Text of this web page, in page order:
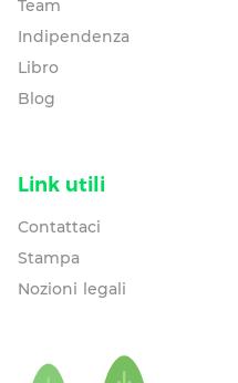
Team
Indipendenza
Libro
Blog
Link utili
Contattaci
Stampa
Nozioni legali